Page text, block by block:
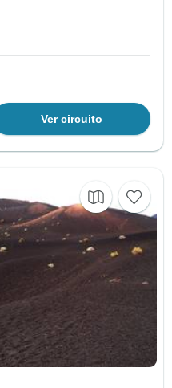
Ver circuito